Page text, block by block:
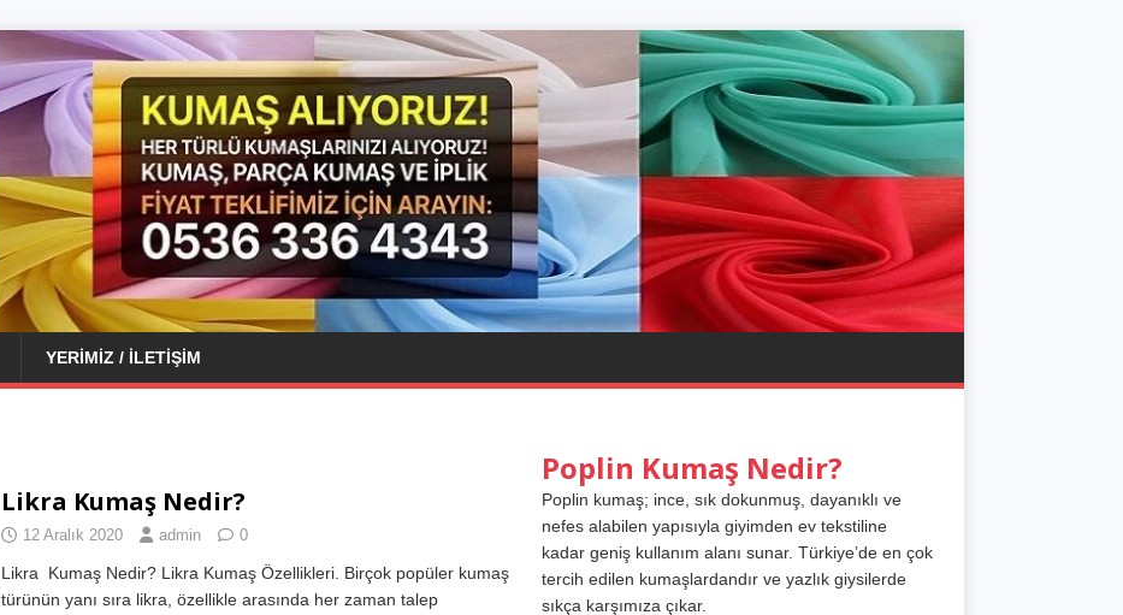
YERIMIZ / İLETIŞIM
Likra Kumaş Nedir?
12 Aralık 2020 admin 0
Likra Kumaş Nedir? Likra Kumaş Özellikleri. Birçok popüler kumaş
türünün yanı sıra likra, özellikle arasında her zaman talep
Poplin Kumaş Nedir?
Poplin kumaş; ince, sık dokunmuş, dayanıklı ve
nefes alabilen yapısıyla giyimden ev tekstiline
kadar geniş kullanım alanı sunar. Türkiye’de en çok
tercih edilen kumaşlardandır ve yazlık giysilerde
sıkça karşımıza çıkar.